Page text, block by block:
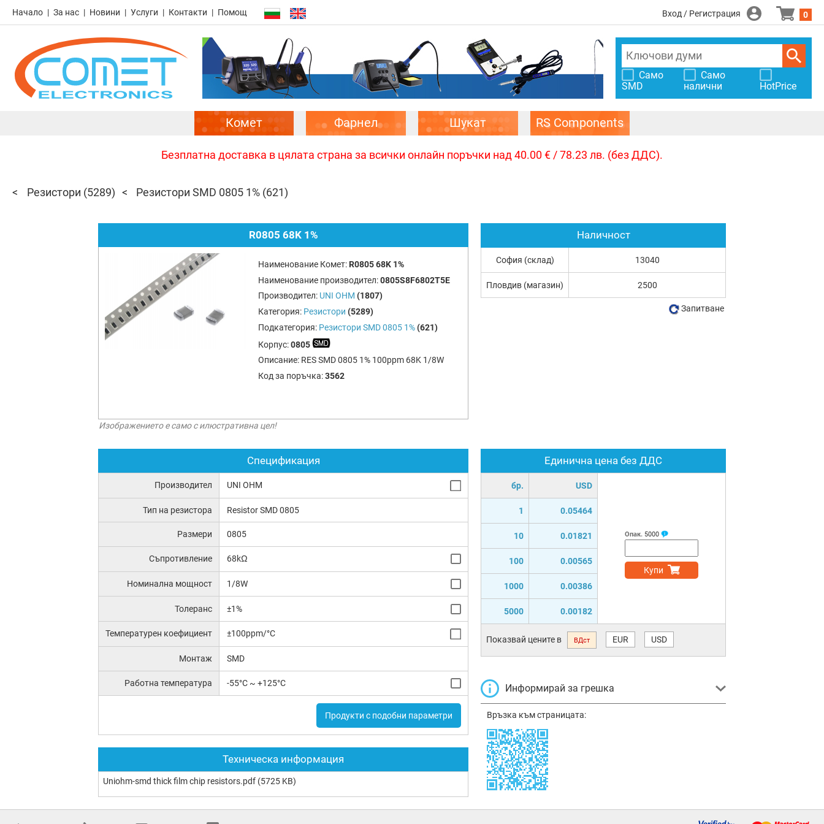
Начало За нас Новини Услуги Контакти Помощ Вход / Регистрация 0
Само
SMD
Само
налични
HotPrice
Комет Фарнел Шукат RS Components
Безплатна доставка в цялата страна за всички онлайн поръчки над 40.00 € / 78.23 лв. (без ДДС).
Резистори (5289) Резистори SMD 0805 1% (621)
R0805 68K 1%
Наименование Комет: R0805 68K 1%
Наименование производител:0805S8F6802T5E
Производител: UNI OHM (1807)
Категория: Резистори (5289)
Подкатегория: Резистори SMD 0805 1% (621)
Корпус:0805
Описание: RES SMD 0805 1% 100ppm 68K 1/8W
Код за поръчка:3562
Изображението е само с илюстративна цел!
Спецификация
Производител UNI OHM
Тип на резистора Resistor SMD 0805
Размери 0805
Съпротивление 68kΩ
Номинална мощност 1/8W
Толеранс ±1%
Температурен коефициент ±100ppm/°C
Монтаж SMD
Работна температура -55°C ~ +125°C
Продукти с подобни параметри
Техническа информация
Uniohm-smd thick film chip resistors.pdf (5725 KB)
Единична цена без ДДС
бр. USD
1 0.05464
10 0.01821
100 0.00565
1000 0.00386
5000 0.00182
Опак. 5000
Купи
Показвай цените в ВДст EUR USD
Информирай за грешка
Връзка към страницата:
Наличност
София (склад) 13040
Пловдив (магазин) 2500
Запитване